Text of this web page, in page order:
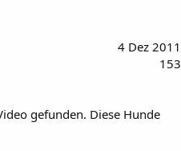
4 Dez 2011
153
gefunden. Diese Hunde